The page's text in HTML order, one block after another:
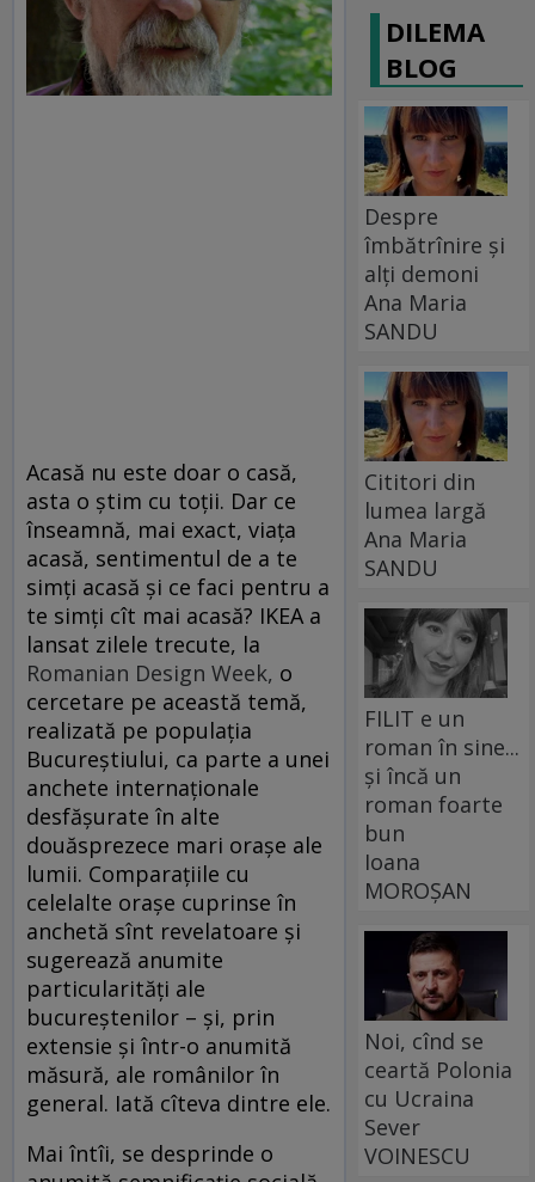
Acasă nu este doar o casă,
asta o știm cu toții. Dar ce
înseamnă, mai exact, viața
acasă, sentimentul de a te
simți acasă și ce faci pentru a
te simți cît mai acasă? IKEA a
lansat zilele trecute, la
Romanian Design Week, o
cercetare pe această temă,
realizată pe populația
Bucureștiului, ca parte a unei
anchete internaționale
desfășurate în alte
douăsprezece mari orașe ale
lumii. Comparațiile cu
celelalte orașe cuprinse în
anchetă sînt revelatoare și
sugerează anumite
particularități ale
bucureștenilor – și, prin
extensie și într-o anumită
măsură, ale românilor în
general. Iată cîteva dintre ele.
Mai întîi, se desprinde o
DILEMA
BLOG
Despre
îmbătrînire și
alți demoni
Ana Maria
SANDU
Cititori din
lumea largă
Ana Maria
SANDU
FILIT e un
roman în sine...
și încă un
roman foarte
bun
Ioana
MOROȘAN
Noi, cînd se
ceartă Polonia
cu Ucraina
Sever
VOINESCU